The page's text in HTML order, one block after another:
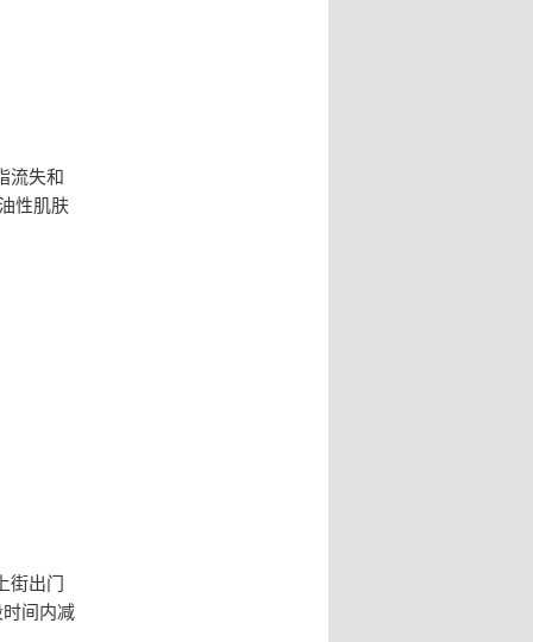
流失和
性肌肤
街出门
间内减